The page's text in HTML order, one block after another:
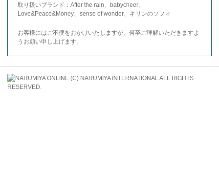
取り扱いブランド：After the rain、babycheer、
Love&Peace&Money、sense of wonder、キリンのソフィ
お客様にはご不便をおかけいたしますが、何卒ご理解いただきますよ
うお願い申し上げます。